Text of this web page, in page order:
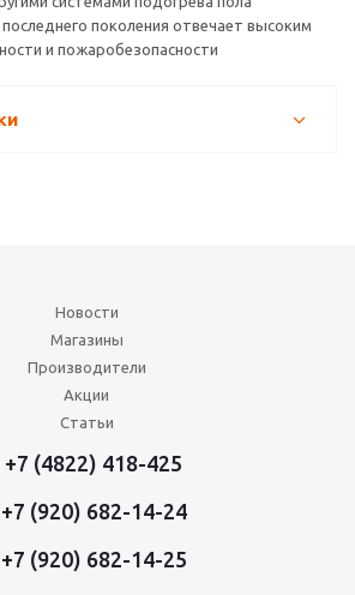
поколения отвечает высоким
и пожаробезопасности
Новости
Магазины
Производители
Акции
Статьи
+7 (4822) 418-425
+7 (920) 682-14-24
+7 (920) 682-14-25